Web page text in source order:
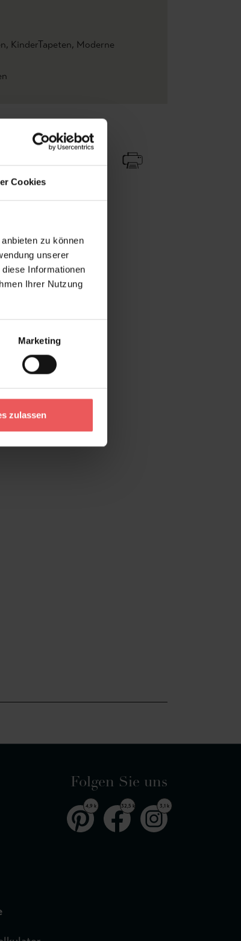
Cookies
zu können
unserer
Informationen
Ihrer Nutzung
Marketing
zulassen
, KinderTapeten, Moderne
Zu Favoriten Teilen!
Folgen Sie uns
4,9 k 32,5 k 3,1 k